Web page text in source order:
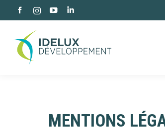
Facebook
page
opens
in
Instagram
page
opensopensopens
MENTIONS